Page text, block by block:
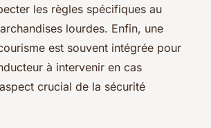
les règles spécifiques au
lourdes. Enfin, une
est souvent intégrée pour
à intervenir en cas
crucial de la sécurité